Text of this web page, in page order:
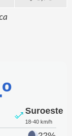
Suroeste
18-40 km/h